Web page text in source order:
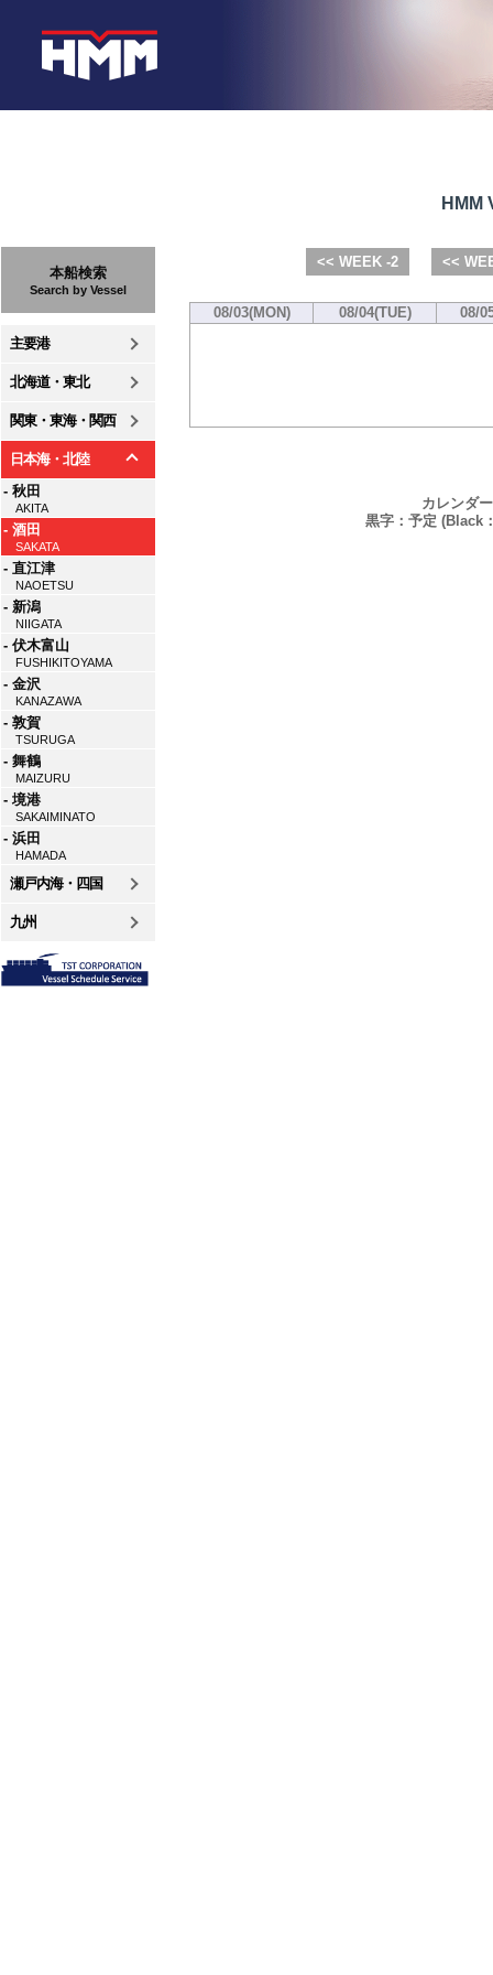
本船検索
Search by Vessel
主要港
北海道・東北
関東・東海・関西
日本海・北陸
- 秋田
AKITA
- 酒田
SAKATA
- 直江津
NAOETSU
- 新潟
NIIGATA
- 伏木富山
FUSHIKITOYAMA
- 金沢
KANAZAWA
- 敦賀
TSURUGA
- 舞鶴
MAIZURU
- 境港
SAKAIMINATO
- 浜田
HAMADA
瀬戸内海・四国
九州
HMM
<< WEEK -2 <<
08/03(MON) 08/04(TUE) 08/
カレンダ
黒字：予定